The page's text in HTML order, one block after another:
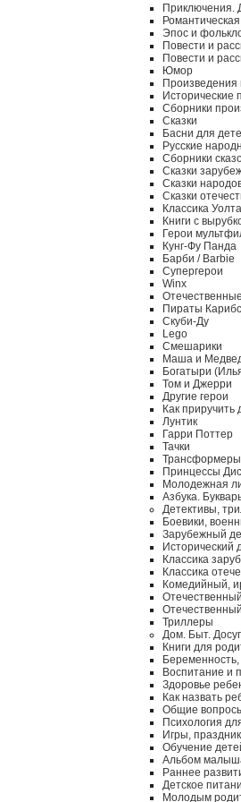
Приключения.
Эпос и
Повести и
Повести и
Юмор
Исторические
Сборники
Сказки
Басни для
Русские
Сборники
Сказки
Сказки
Сказки
Классика
Книги с
Герои
Кунг-Фу Панда
Барби / Barbie
Супергерои
Winx
Пираты
Скуби-Ду
Lego
Смешарики
Маша и
Богатыри
Том и Джерри
Другие герои
Как приручить
Лунтик
Гарри Поттер
Тачки
Трансформеры
Принцессы
Молодежная
Азбука.
Детективы,
Боевики,
Зарубежный
Исторический
Классика
Классика
Комедийный,
Триллеры
Дом. Быт. Досуг
Книги для
Воспитание и
Здоровье
Как назвать
Общие
Психология
Игры,
Обучение
Альбом
Раннее
Детское
Молодым